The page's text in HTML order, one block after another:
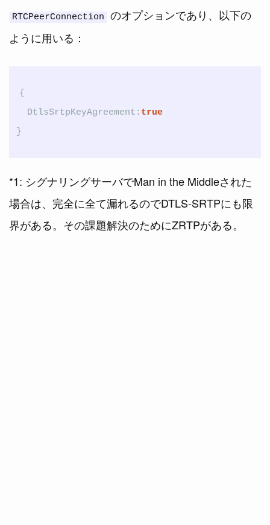
RTCPeerConnection
のオプションであり、以下の
ように用いる：
{
DtlsSrtpKeyAgreement : true
}
*1: シグナリングサーバでMan in the Middleされた
場合は、完全に全て漏れるのでDTLS-SRTPにも限
界がある。その課題解決のためにZRTPがある。